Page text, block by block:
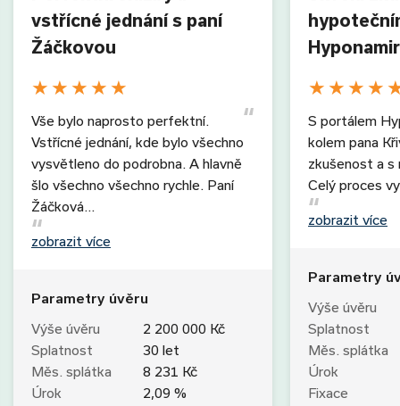
vstřícné jednání s paní
Žáčkovou
★★★★★
Vše bylo naprosto perfektní.
Vstřícné jednání, kde bylo všechno
vysvětleno do podrobna. A hlavně
šlo všechno všechno rychle. Paní
Žáčková…
zobrazit více
Parametry úvěru
Výše úvěru
2 200 000 Kč
Splatnost
30 let
Měs. splátka
8 231 Kč
Úrok
2,09 %
★★★★
S portálem
kolem pana
zkušenost a s
Celý proces
zobrazit více
Parametry
Výše úvěru
Splatnost
Měs. splátka
Úrok
Fixace